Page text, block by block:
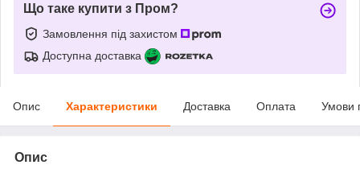
Що таке купити з Пром?
Замовлення під захистом
Доступна доставка
Опис Характеристики Доставка Оплата Умови
Опис